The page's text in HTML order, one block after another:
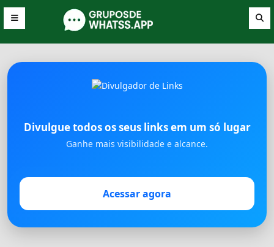
Divulgue todos os seus links em um só lugar
Ganhe mais visibilidade e alcance.
Acessar agora